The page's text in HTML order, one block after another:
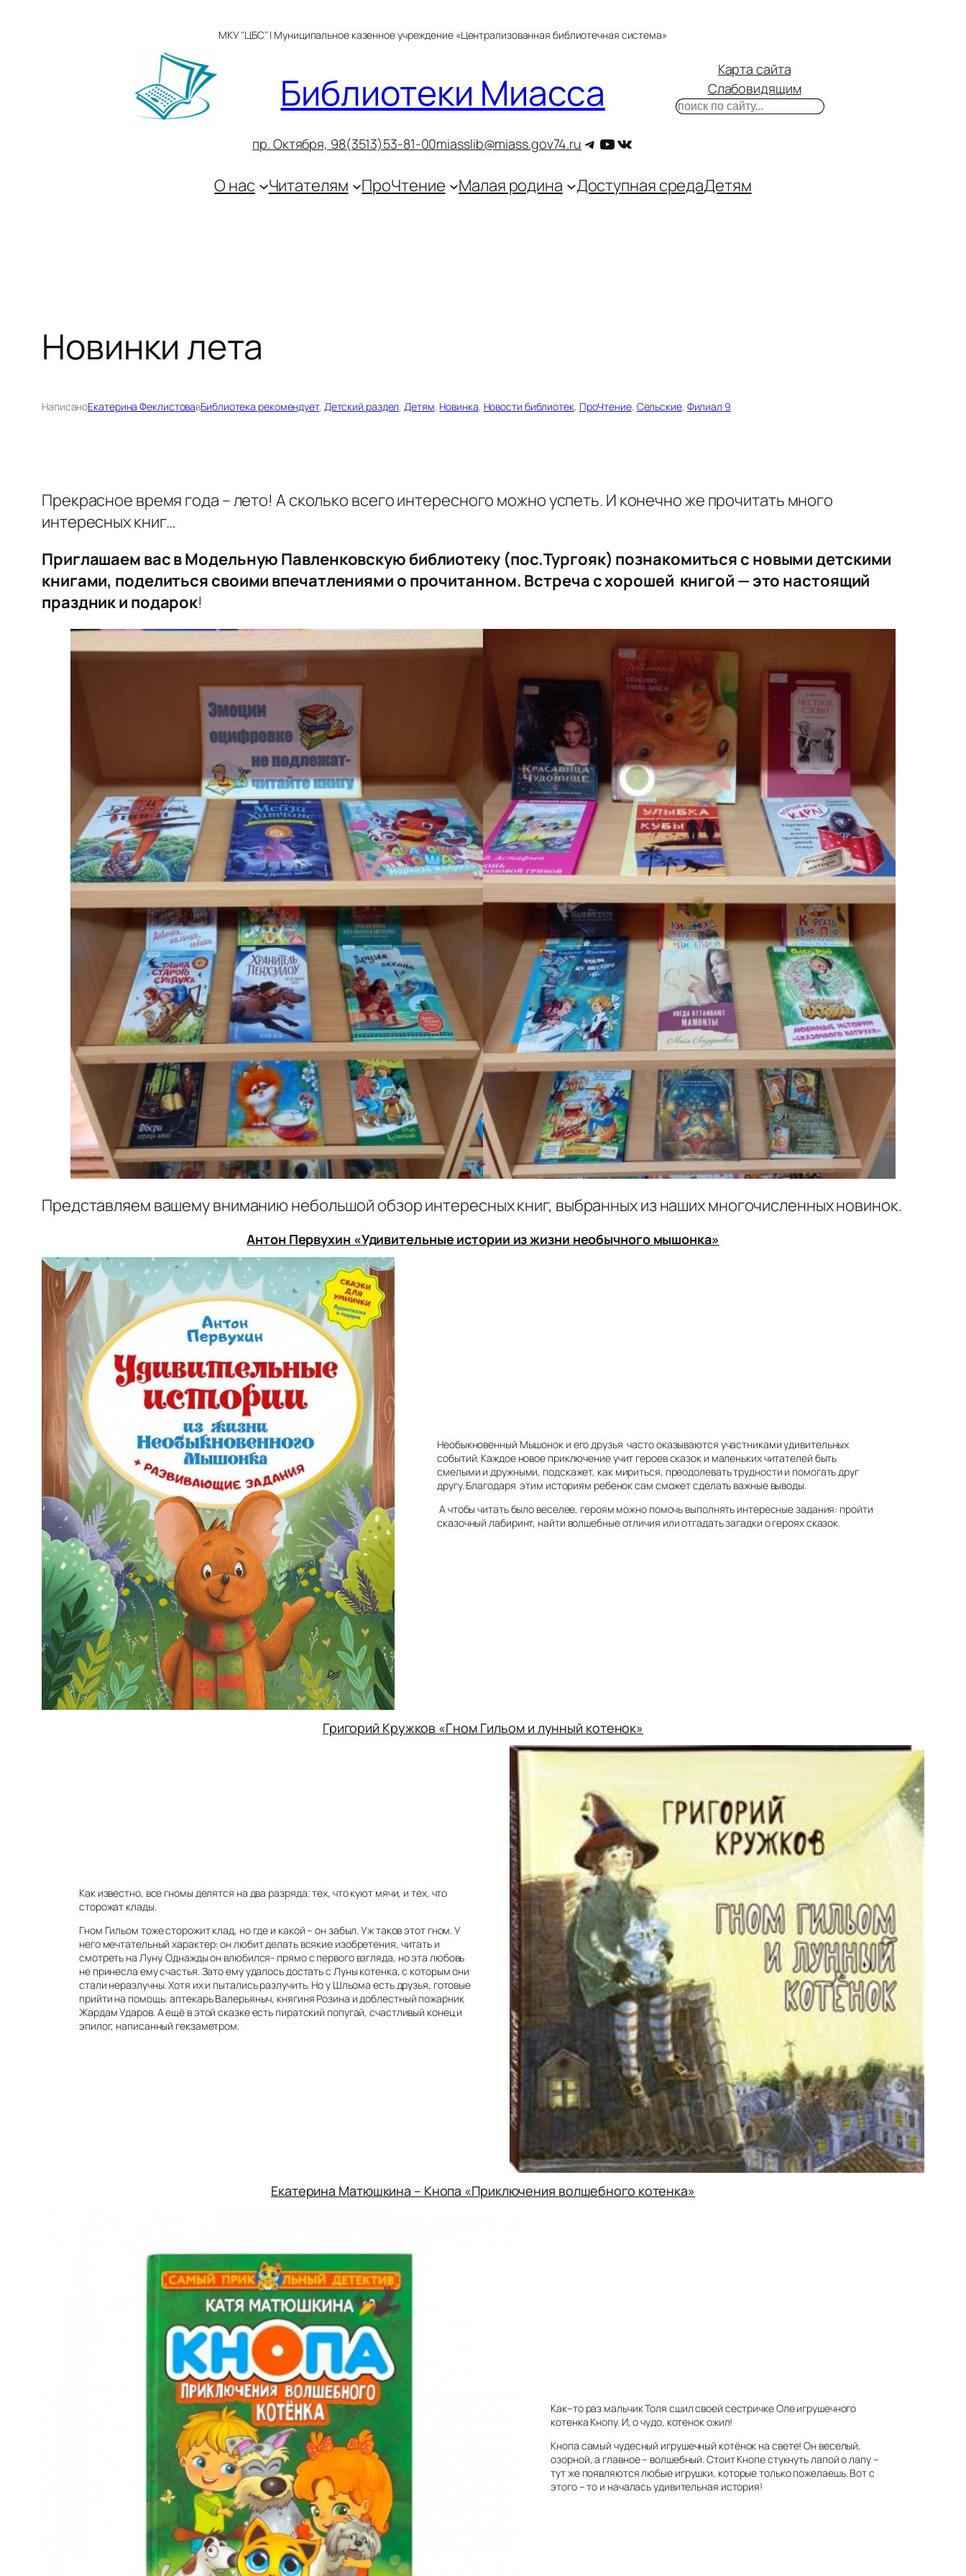
МКУ "ЦБС" | Муниципальное казенное учреждение «Централизованная библиотечная система»
Библиотеки Миасса
пр. Октября, 98(3513)53-81-00miasslib@miass.gov74.ru Telegram
YouTube
ВКонтакте
Карта сайта
Слабовидящим
Поиск
О нас Читателям ПроЧтение Малая родина Доступная средаДетям
Новинки лета
НаписаноЕкатерина ФеклистовавБиблиотека рекомендует, Детский раздел, Детям, Новинка, Новости библиотек, ПроЧтение, Сельские, Филиал 9
Прекрасное время года – лето! А сколько всего интересного можно успеть. И конечно же прочитать много
интересных книг…
Приглашаем вас в Модельную Павленковскую библиотеку (пос.Тургояк) познакомиться с новыми детскими
книгами, поделиться своими впечатлениями о прочитанном. Встреча с хорошей книгой — это настоящий
праздник и подарок!
Представляем вашему вниманию небольшой обзор интересных книг, выбранных из наших многочисленных новинок.
Антон Первухин «Удивительные истории из жизни необычного мышонка»
Необыкновенный Мышонок и его друзья часто оказываются участниками удивительных
событий. Каждое новое приключение учит героев сказок и маленьких читателей быть
смелыми и дружными, подскажет, как мириться, преодолевать трудности и помогать друг
другу. Благодаря этим историям ребенок сам сможет сделать важные выводы.
А чтобы читать было веселее, героям можно помочь выполнять интересные задания: пройти
сказочный лабиринт, найти волшебные отличия или отгадать загадки о героях сказок.
Григорий Кружков «Гном Гильом и лунный котенок»
Как известно, все гномы делятся на два разряда; тех, что куют мячи, и тех, что
сторожат клады.
Гном Гильом тоже сторожит клад, но где и какой – он забыл. Уж таков этот гном. У
него мечтательный характер: он любит делать всякие изобретения, читать и
смотреть на Луну. Однажды он влюбился- прямо с первого взгляда, но эта любовь
не принесла ему счастья. Зато ему удалось достать с Луны котенка, с которым они
стали неразлучны. Хотя их и пытались разлучить. Но у Шльома есть друзья, готовые
прийти на помощь: аптекарь Валерьяныч, княгиня Розина и доблестный пожарник
Жардам Ударов. А ещё в этой сказке есть пиратский попугай, счастливый конец и
эпилог, написанный гекзаметром.
Екатерина Матюшкина – Кнопа «Приключения волшебного котенка»
Как–то раз мальчик Толя сшил своей сестричке Оле игрушечного
котенка Кнопу. И, о чудо, котенок ожил!
Кнопа самый чудесный игрушечный котёнок на свете! Он веселый,
озорной, а главное – волшебный. Стоит Кнопе стукнуть лапой о лапу –
тут же появляются любые игрушки, которые только пожелаешь. Вот с
этого – то и началась удивительная история!